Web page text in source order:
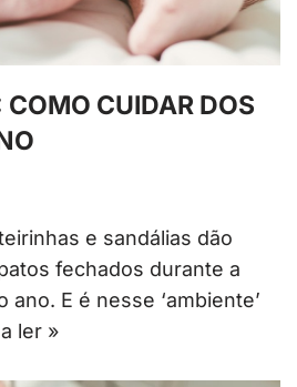
COMO CUIDAR DOS
e sandálias dão
fechados durante a
ano. E é nesse ‘ambiente’
ler »